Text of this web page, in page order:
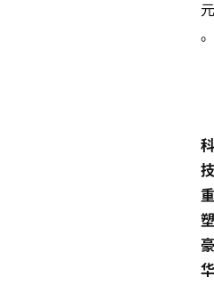
元
。
科
技
重
塑
豪
华